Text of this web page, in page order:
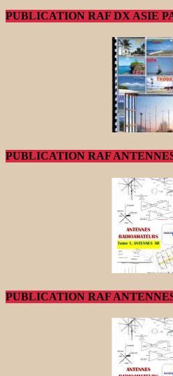
PUBLICATION RAF DX ASIE
PUBLICATION RAF
PUBLICATION RAF